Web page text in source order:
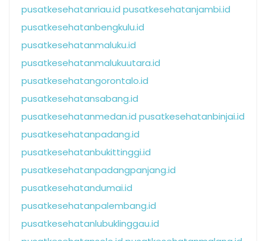
pusatkesehatanriau.id pusatkesehatanjambi.id
pusatkesehatanbengkulu.id
pusatkesehatanmaluku.id
pusatkesehatanmalukuutara.id
pusatkesehatangorontalo.id
pusatkesehatansabang.id
pusatkesehatanmedan.id pusatkesehatanbinjai.id
pusatkesehatanpadang.id
pusatkesehatanbukittinggi.id
pusatkesehatanpadangpanjang.id
pusatkesehatandumai.id
pusatkesehatanpalembang.id
pusatkesehatanlubuklinggau.id